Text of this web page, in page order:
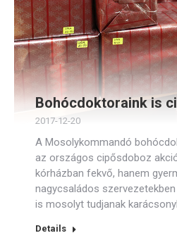
Bohócdoktoraink is
2017-12-20
A Mosolykommandó
az országos cipősdoboz
kórházban fekvő, hanem
nagycsaládos
is mosolyt tudjanak
Details